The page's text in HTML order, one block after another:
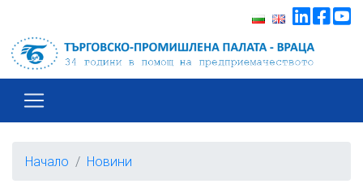
Начало Новини